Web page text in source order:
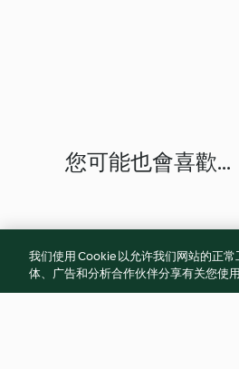
您可能也會喜歡...
我们使用 Cookie 以允许我们网站的正
体、广告和分析合作伙伴分享有关您使